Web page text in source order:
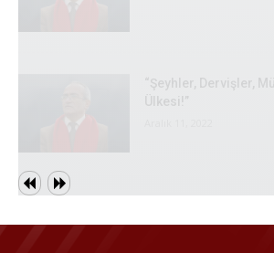
“Şeyhler, Dervişler,
Ülkesi!”